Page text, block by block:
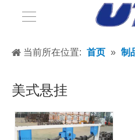
当前所在位置: 首页 » 制
美式悬挂